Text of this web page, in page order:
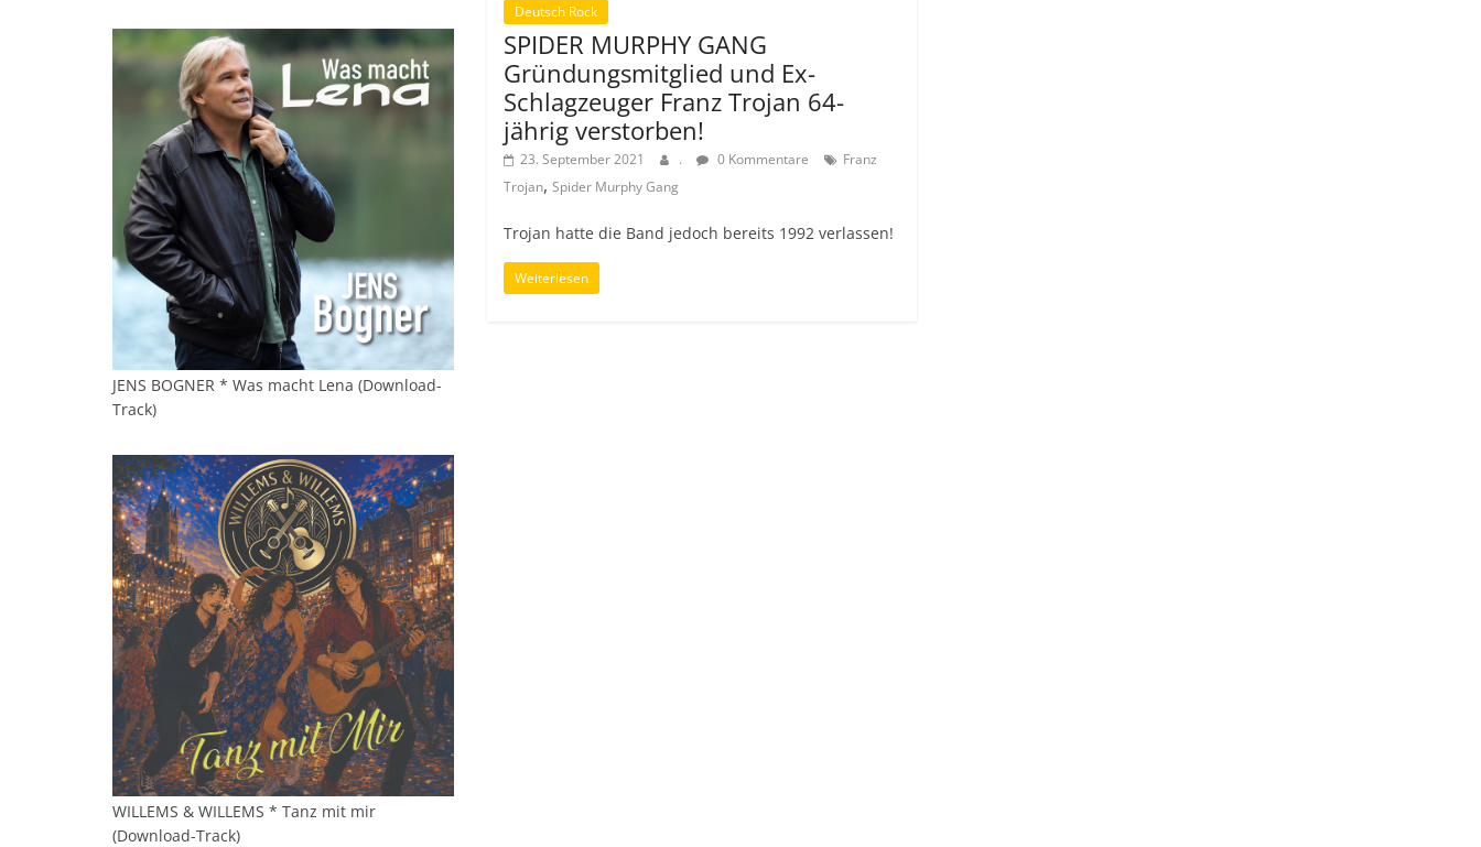
Deutsch Rock
SPIDER MURPHY GANG
Gründungsmitglied und Ex-
Schlagzeuger Franz Trojan 64-
jährig verstorben!
23. September 2021 . 0 Kommentare
Franz
Trojan, Spider Murphy Gang
Trojan hatte die Band jedoch bereits 1992 verlassen!
Weiterlesen
JENS BOGNER * Was macht Lena (Download-
Track)
WILLEMS & WILLEMS * Tanz mit mir
(Download-Track)